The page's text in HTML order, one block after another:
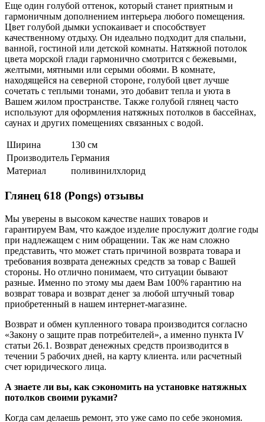
Еще один голубой оттенок, который станет приятным и
гармоничным дополнением интерьера любого помещения.
Цвет голубой дымки успокаивает и способствует
качественному отдыху. Он идеально подходит для спальни,
ванной, гостиной или детской комнаты. Натяжной потолок
цвета морской глади гармонично смотрится с бежевыми,
желтыми, мятными или серыми обоями. В комнате,
находящейся на северной стороне, голубой цвет лучше
сочетать с теплыми тонами, это добавит тепла и уюта в
Вашем жилом пространстве. Также голубой глянец часто
используют для оформления натяжных потолков в бассейнах,
саунах и других помещениях связанных с водой.
Ширина
130 см
Производитель Германия
Материал
поливинилхлорид
Глянец 618 (Pongs) отзывы
Мы уверены в высоком качестве наших товаров и
гарантируем Вам, что каждое изделие прослужит долгие годы
при надлежащем с ним обращении. Так же нам сложно
представить, что может стать причиной возврата товара и
требования возврата денежных средств за товар с Вашей
стороны. Но отлично понимаем, что ситуации бывают
разные. Именно по этому мы даем Вам 100% гарантию на
возврат товара и возврат денег за любой штучный товар
приобретенный в нашем интернет-магазине.
Возврат и обмен купленного товара производится согласно
«Закону о защите прав потребителей», а именно пункта IV
статьи 26.1. Возврат денежных средств производится в
течении 5 рабочих дней, на карту клиента. или расчетный
счет юридического лица.
А знаете ли вы, как сэкономить на установке натяжных
потолков своими руками?
Когда сам делаешь ремонт, это уже само по себе экономия.